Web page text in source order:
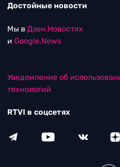
Достойные новости
Мы в Дзен.Новостях
и Google.News
Уведомление об
технологий
RTVI в соцсетях